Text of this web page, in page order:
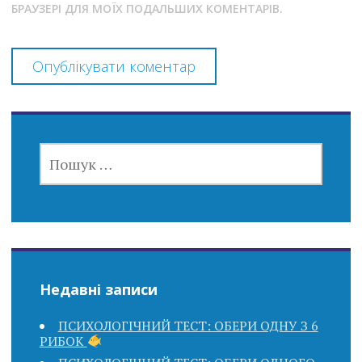
БРАУЗЕРІ ДЛЯ МОЇХ ПОДАЛЬШИХ КОМЕНТАРІВ.
Недавні записи
ПСИХОЛОГІЧНИЙ ТЕСТ: ОБЕРИ ОДНУ З 6
РИБОК